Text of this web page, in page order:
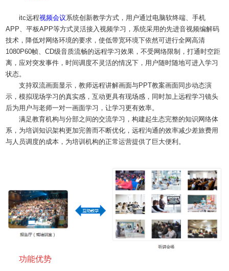
itc远程视频会议系统创新教学方式，用户通过电脑软终端、手机
APP、平板APP等方式灵活接入视频学习，系统采用的先进音视频编解码
技术，降低对网络环境的要求，使低带宽环境下依然可进行全网高清
1080P60帧、CD级音质流畅的远程学习效果，不受网络限制，打通时空距
离，应对突发事件，时间调度不灵活的情况下，用户随时随地可进入学习
状态。
支持双流画面显示，教师远程讲解画面与PPT教案画面同步动态演
示，模拟现场学习的真实感，互动更具有现场感，同时加上远程学习镜头
后为用户与老师一对一画面学习，让学习更有效率。
满足教育机构与分部之间的交流学习，构建起生态完整的知识网络体
系，为培训知识架构更加完善而不断优化，远程沟通的效率减少差旅费用
与人员调度的成本，为培训机构的正常运营提供了巨大便利。
功能优势